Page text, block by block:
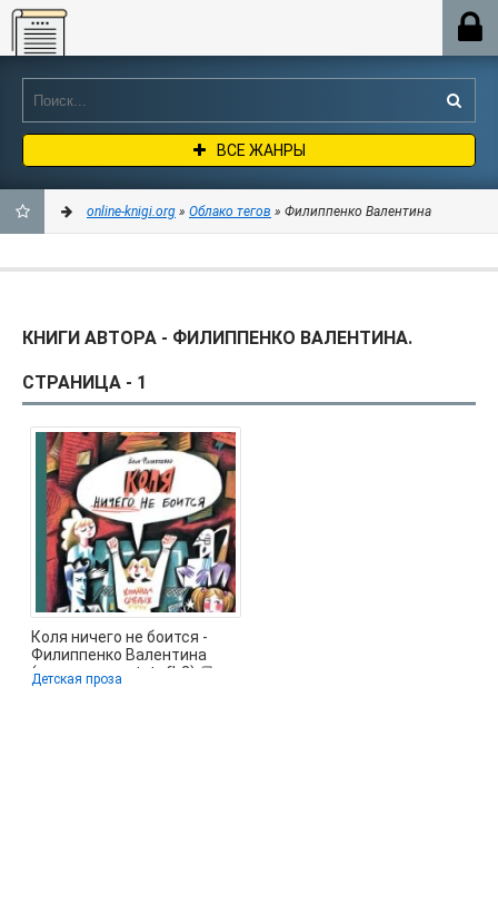
Online-knigi.org
ВСЕ ЖАНРЫ
ЗАКЛАДКИ
online-knigi.org » Облако тегов » Филиппенко Валентина
КНИГИ АВТОРА - ФИЛИППЕНКО ВАЛЕНТИНА.
СТРАНИЦА - 1
Коля ничего не боится -
Филиппенко Валентина
(книга жизни .txt, .fb2) 📗
Детская проза